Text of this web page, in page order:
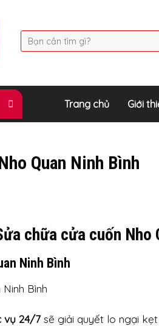
Tìm
kiếm:
Trang chủ Giới
Quan Ninh Bình
chữa cửa cuốn Nho
Ninh Bình
Bình
vụ 24/7 sẽ giải quyết lo ngại